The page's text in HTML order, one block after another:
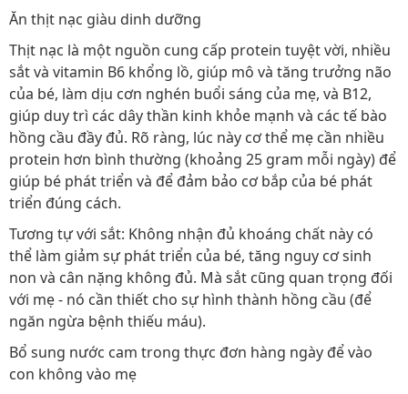
Ăn thịt nạc giàu dinh dưỡng
Thịt nạc là một nguồn cung cấp protein tuyệt vời, nhiều
sắt và vitamin B6 khổng lồ, giúp mô và tăng trưởng não
của bé, làm dịu cơn nghén buổi sáng của mẹ, và B12,
giúp duy trì các dây thần kinh khỏe mạnh và các tế bào
hồng cầu đầy đủ. Rõ ràng, lúc này cơ thể mẹ cần nhiều
protein hơn bình thường (khoảng 25 gram mỗi ngày) để
giúp bé phát triển và để đảm bảo cơ bắp của bé phát
triển đúng cách.
Tương tự với sắt: Không nhận đủ khoáng chất này có
thể làm giảm sự phát triển của bé, tăng nguy cơ sinh
non và cân nặng không đủ. Mà sắt cũng quan trọng đối
với mẹ - nó cần thiết cho sự hình thành hồng cầu (để
ngăn ngừa bệnh thiếu máu).
Bổ sung nước cam trong thực đơn hàng ngày để vào
con không vào mẹ